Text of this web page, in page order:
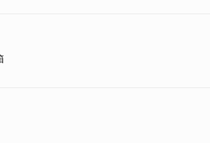
每一刻。